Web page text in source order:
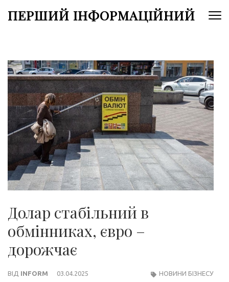
доПЕРШИЙ ІНФОРМАЦІЙНИЙ
Долар стабільний в
обмінниках, євро –
дорожчає
ВІД INFORM 03.04.2025 НОВИНИ БІЗНЕСУ